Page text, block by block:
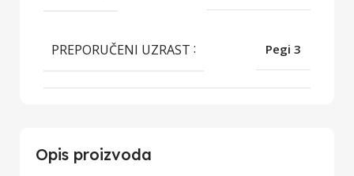
Opis proizvoda
PREPORUČENI UZRAST Pegi 3